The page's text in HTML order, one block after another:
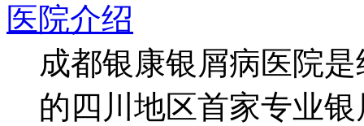
医院介绍
成都银康银屑病医院
的四川地区首家专业